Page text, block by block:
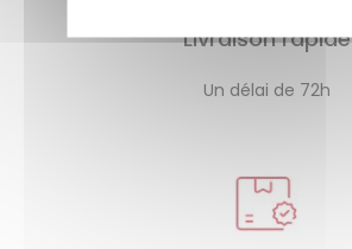
Livraison rapide
Un délai de 72h